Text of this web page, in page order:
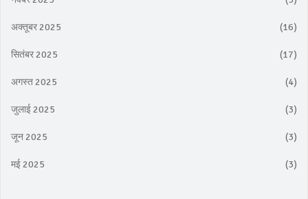
अक्तूबर 2025 (16)
सितंबर 2025 (17)
अगस्त 2025 (4)
जुलाई 2025 (3)
जून 2025 (3)
मई 2025 (3)